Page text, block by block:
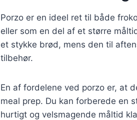
Porzo er en ideel ret til både
eller som en del af et større
et stykke brød, mens den til
tilbehør.
En af fordelene ved porzo er, at
meal prep. Du kan forberede en
hurtigt og velsmagende måltid